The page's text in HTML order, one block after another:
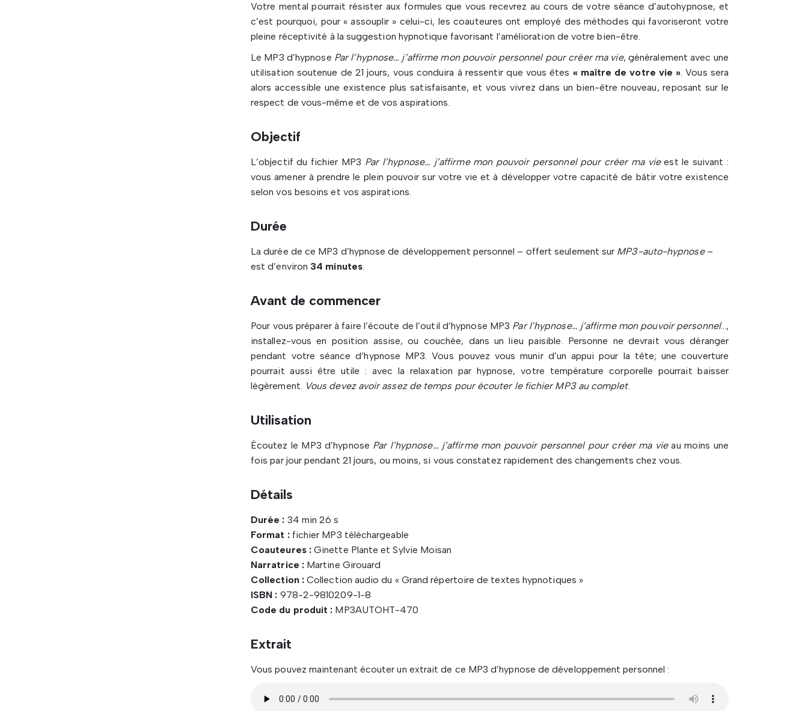
Votre mental pourrait résister aux formules que vous recevrez au cours de votre séance d’autohypnose, et
c’est pourquoi, pour « assouplir » celui-ci, les coauteures ont employé des méthodes qui favoriseront votre
pleine réceptivité à la suggestion hypnotique favorisant l’amélioration de votre bien-être.
Le MP3 d’hypnose Par l’hypnose… j’affirme mon pouvoir personnel pour créer ma vie, généralement avec une
utilisation soutenue de 21 jours, vous conduira à ressentir que vous êtes « maître de votre vie ». Vous sera
alors accessible une existence plus satisfaisante, et vous vivrez dans un bien-être nouveau, reposant sur le
respect de vous-même et de vos aspirations.
Objectif
L’objectif du fichier MP3 Par l’hypnose… j’affirme mon pouvoir personnel pour créer ma vieest le suivant :
vous amener à prendre le plein pouvoir sur votre vie et à développer votre capacité de bâtir votre existence
selon vos besoins et vos aspirations.
Durée
La durée de ce MP3 d’hypnose de développement personnel – offert seulement sur MP3-auto-hypnose–
est d’environ 34 minutes.
Avant de commencer
Pour vous préparer à faire l’écoute de l’outil d’hypnose MP3 Par l’hypnose… j’affirme mon pouvoir personnel…,
installez-vous en position assise, ou couchée, dans un lieu paisible. Personne ne devrait vous déranger
pendant votre séance d’hypnose MP3. Vous pouvez vous munir d’un appui pour la tête; une couverture
pourrait aussi être utile : avec la relaxation par hypnose, votre température corporelle pourrait baisser
légèrement. Vous devez avoir assez de temps pour écouter le fichier MP3 au complet.
Utilisation
Écoutez le MP3 d’hypnose Par l’hypnose… j’affirme mon pouvoir personnel pour créer ma vieau moins une
fois par jour pendant 21 jours, ou moins, si vous constatez rapidement des changements chez vous.
Détails
Durée : 34 min 26 s
Format :fichier MP3 téléchargeable
Coauteures :Ginette Plante et Sylvie Moisan
Narratrice :Martine Girouard
Collection :Collection audio du « Grand répertoire de textes hypnotiques »
ISBN : 978-2-9810209-1-8
Code du produit : MP3AUTOHT-470
Extrait
Vous pouvez maintenant écouter un extrait de ce MP3 d’hypnose de développement personnel :